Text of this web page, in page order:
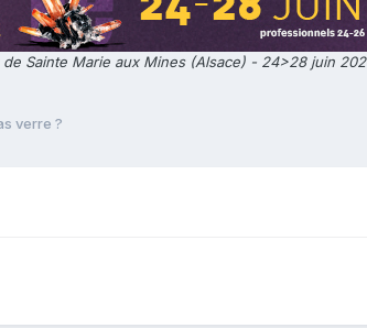
Sainte Marie aux Mines (Alsace) - 24>28 juin
verre ?